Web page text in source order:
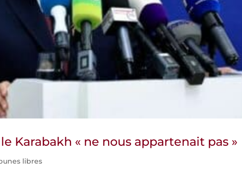
Karabakh « ne nous appartenait pas »
libres